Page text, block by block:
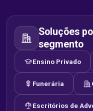
Soluções
segmento
Ensino Privado
Funerária
Escritórios de